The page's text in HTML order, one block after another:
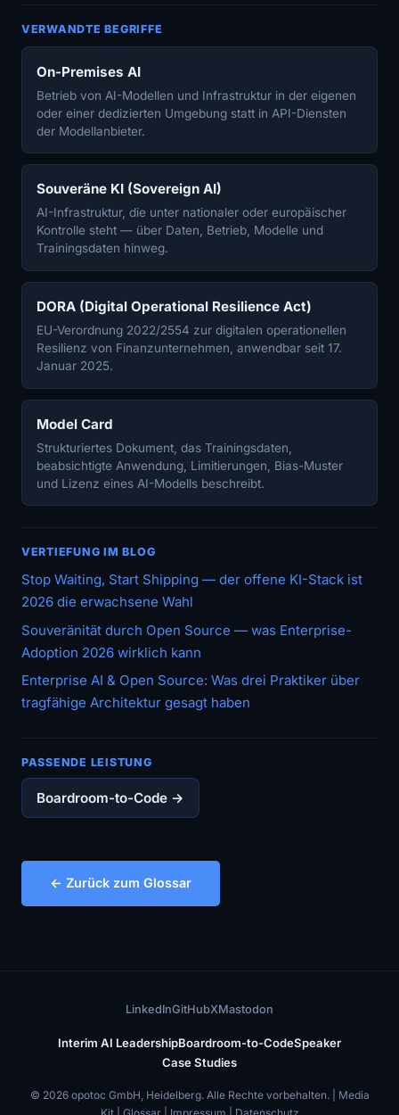
VERWANDTE BEGRIFFE
On-Premises AI
Betrieb von AI-Modellen und Infrastruktur in der eigenen
oder einer dedizierten Umgebung statt in API-Diensten
der Modellanbieter.
Souveräne KI (Sovereign AI)
AI-Infrastruktur, die unter nationaler oder europäischer
Kontrolle steht — über Daten, Betrieb, Modelle und
Trainingsdaten hinweg.
DORA (Digital Operational Resilience Act)
EU-Verordnung 2022/2554 zur digitalen operationellen
Resilienz von Finanzunternehmen, anwendbar seit 17.
Januar 2025.
Model Card
Strukturiertes Dokument, das Trainingsdaten,
beabsichtigte Anwendung, Limitierungen, Bias-Muster
und Lizenz eines AI-Modells beschreibt.
VERTIEFUNG IM BLOG
Stop Waiting, Start Shipping — der offene KI-Stack ist
2026 die erwachsene Wahl
Souveränität durch Open Source — was Enterprise-
Adoption 2026 wirklich kann
Enterprise AI & Open Source: Was drei Praktiker über
tragfähige Architektur gesagt haben
PASSENDE LEISTUNG
Boardroom-to-Code →
← Zurück zum Glossar
LinkedInGitHubXMastodon
Interim AI LeadershipBoardroom-to-CodeSpeaker
Case Studies
© 2026 opotoc GmbH, Heidelberg. Alle Rechte vorbehalten. | Media